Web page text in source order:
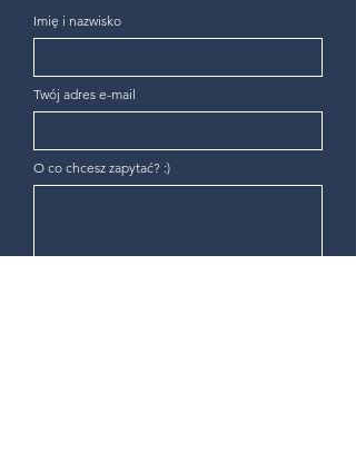
Imię i nazwisko
Twój adres e-mail
O co chcesz zapytać? :)